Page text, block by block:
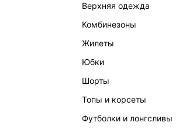
верхняя одежда
комбинезоны
жилеты
юбки
шорты
топы и корсеты
футболки и лонгсливы